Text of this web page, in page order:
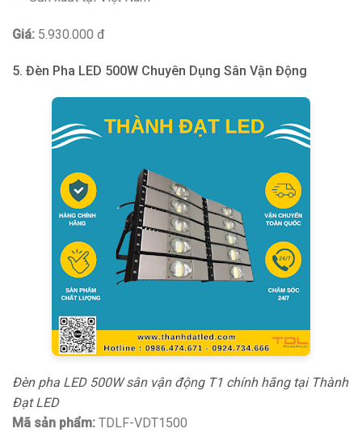
Giá: 5.930.000 đ
5. Đèn Pha LED 500W Chuyên Dụng Sân Vận Động
Đèn pha LED 500W sân vận động T1 chính hãng tại Thành
Đạt LED
Mã sản phẩm: TDLF-VDT1500